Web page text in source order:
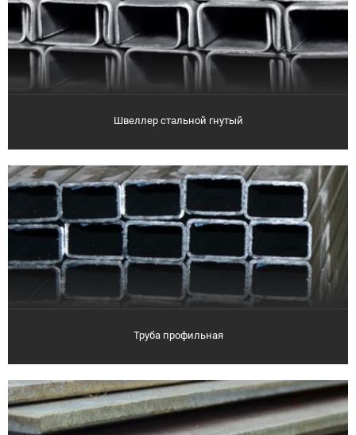
Швеллер стальной гнутый
Труба профильная